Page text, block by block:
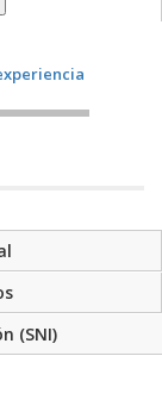
(SNI)